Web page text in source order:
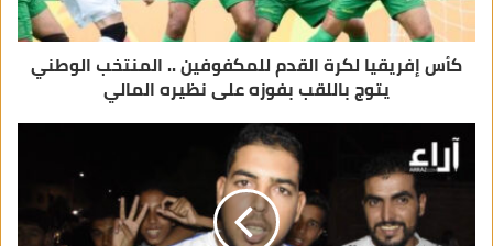
ي
كأس إفريقيا لكرة القدم للمكفوفين .. المنتخب الوطني
يتوج باللقب بفوزه على نظيره المالي